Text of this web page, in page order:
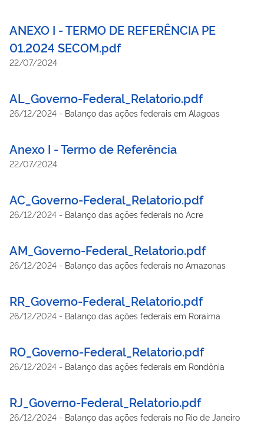
ANEXO I - TERMO DE REFERÊNCIA PE
01.2024 SECOM.pdf
22/07/2024
AL_Governo-Federal_Relatorio.pdf
26/12/2024 - Balanço das ações federais em Alagoas
Anexo I - Termo de Referência
22/07/2024
AC_Governo-Federal_Relatorio.pdf
26/12/2024 - Balanço das ações federais no Acre
AM_Governo-Federal_Relatorio.pdf
26/12/2024 - Balanço das ações federais no Amazonas
RR_Governo-Federal_Relatorio.pdf
26/12/2024 - Balanço das ações federais em Roraima
RO_Governo-Federal_Relatorio.pdf
26/12/2024 - Balanço das ações federais em Rondônia
RJ_Governo-Federal_Relatorio.pdf
26/12/2024 - Balanço das ações federais no Rio de Janeiro